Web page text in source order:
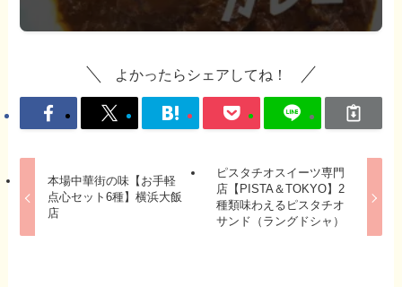
よかったらシェアしてね！
本場中華街の味【お手軽
点心セット6種】横浜大飯
店
ピスタチオスイーツ専門
店【PISTA＆TOKYO】2
種類味わえるピスタチオ
サンド（ラングドシャ）